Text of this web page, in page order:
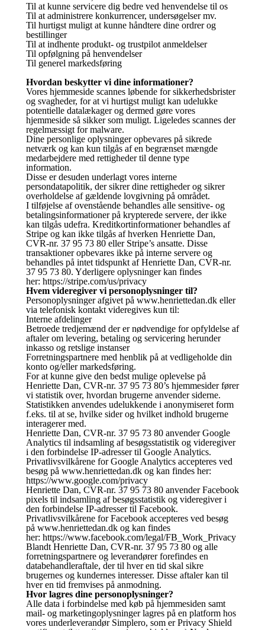
Til at kunne servicere dig bedre ved henvendelse til os
Til at administrere konkurrencer, undersøgelser mv.
Til hurtigst muligt at kunne håndtere dine ordrer og
bestillinger
Til at indhente produkt- og trustpilot anmeldelser
Til opfølgning på henvendelser
Til generel markedsføring
Hvordan beskytter vi dine informationer?
Vores hjemmeside scannes løbende for sikkerhedsbrister
og svagheder, for at vi hurtigst muligt kan udelukke
potentielle datalækager og dermed gøre vores
hjemmeside så sikker som muligt. Ligeledes scannes der
regelmæssigt for malware.
Dine personlige oplysninger opbevares på sikrede
netværk og kan kun tilgås af en begrænset mængde
medarbejdere med rettigheder til denne type
information.
Disse er desuden underlagt vores interne
persondatapolitik, der sikrer dine rettigheder og sikrer
overholdelse af gældende lovgivning på området.
I tilføjelse af ovenstående behandles alle sensitive- og
betalingsinformationer på krypterede servere, der ikke
kan tilgås udefra. Kreditkortinformationer behandles af
Stripe og kan ikke tilgås af hverken Henriette Dan,
CVR-nr. 37 95 73 80 eller Stripe’s ansatte. Disse
transaktioner opbevares ikke på interne servere og
behandles på intet tidspunkt af Henriette Dan, CVR-nr.
37 95 73 80. Yderligere oplysninger kan findes
her: https://stripe.com/us/privacy
Hvem videregiver vi personoplysninger til?
Personoplysninger afgivet på www.henriettedan.dk eller
via telefonisk kontakt videregives kun til:
Interne afdelinger
Betroede tredjemænd der er nødvendige for opfyldelse af
aftaler om levering, betaling og servicering herunder
inkasso og retslige instanser
Forretningspartnere med henblik på at vedligeholde din
konto og/eller markedsføring.
For at kunne give den bedst mulige oplevelse på
Henriette Dan, CVR-nr. 37 95 73 80’s hjemmesider fører
vi statistik over, hvordan brugerne anvender siderne.
Statistikken anvendes udelukkende i anonymiseret form
f.eks. til at se, hvilke sider og hvilket indhold brugerne
interagerer med.
Henriette Dan, CVR-nr. 37 95 73 80 anvender Google
Analytics til indsamling af besøgsstatistik og videregiver
i den forbindelse IP-adresser til Google Analytics.
Privatlivsvilkårene for Google Analytics accepteres ved
besøg på www.henriettedan.dk og kan findes her:
https://www.google.com/privacy
Henriette Dan, CVR-nr. 37 95 73 80 anvender Facebook
pixels til indsamling af besøgsstatistik og videregiver i
den forbindelse IP-adresser til Facebook.
Privatlivsvilkårene for Facebook accepteres ved besøg
på www.henriettedan.dk og kan findes
her: https://www.facebook.com/legal/FB_Work_Privacy
Blandt Henriette Dan, CVR-nr. 37 95 73 80 og alle
forretningspartnere og leverandører forefindes en
databehandleraftale, der til hver en tid skal sikre
brugernes og kundernes interesser. Disse aftaler kan til
hver en tid fremvises på anmodning.
Hvor lagres dine personoplysninger?
Alle data i forbindelse med køb på hjemmesiden samt
mail- og marketingoplysninger lagres på en platform hos
vores underleverandør Simplero, som er Privacy Shield